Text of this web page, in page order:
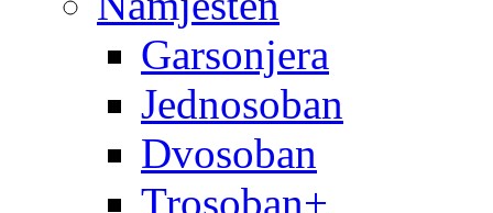
Garsonjera
Jednosoban
Dvosoban
Trosoban+